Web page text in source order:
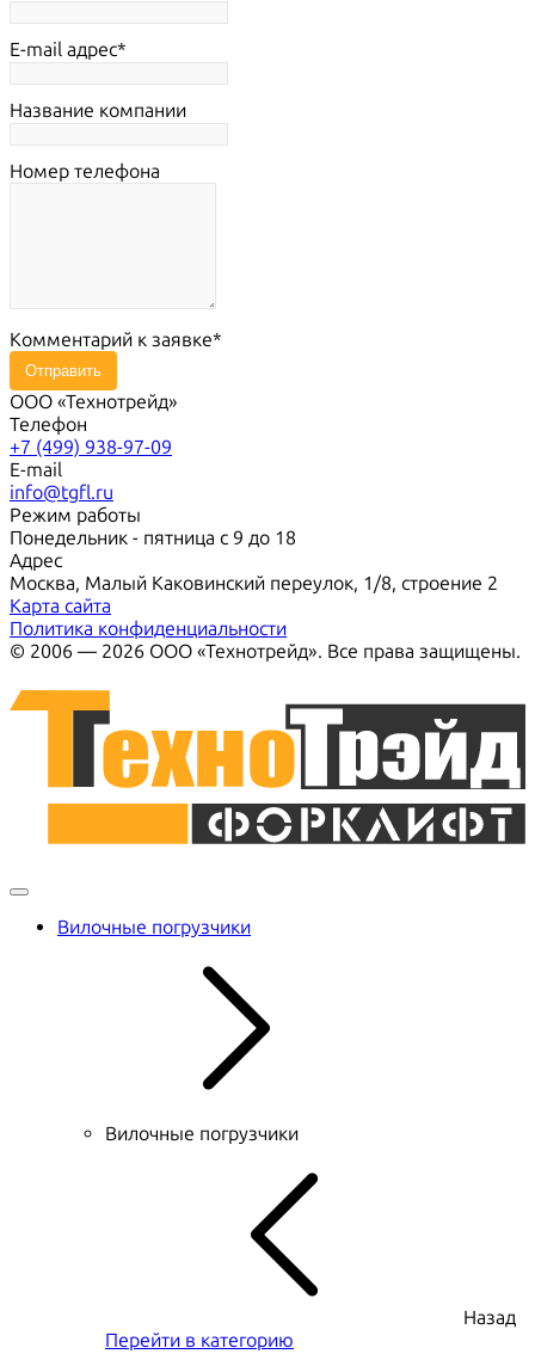
E-mail адрес
Название компании
Номер телефона
Комментарий к заявке
Отправить
ООО «Технотрейд»
Телефон
+7 (499) 938-97-09
E-mail
info@tgfl.ru
Режим работы
Понедельник - пятница с 9 до 18
Адрес
Москва, Малый Каковинский переулок, 1/8, строение 2
Карта сайта
Политика конфиденциальности
© 2006 — 2026 ООО «Технотрейд». Все права защищены.
Вилочные погрузчики
Вилочные погрузчики
Назад
Перейти в категорию